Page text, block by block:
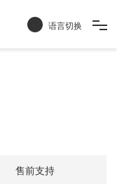
语言切换
售前支持